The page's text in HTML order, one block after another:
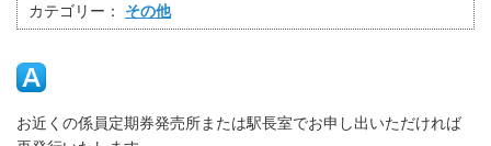
カテゴリー： その他
お近くの係員定期券発売所または駅長室でお申し出いただければ